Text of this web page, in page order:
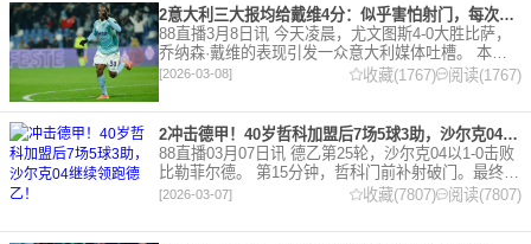
2意大利三大报均给戴维4分：似乎害怕射门，每次触球球迷都叹息
88直播3月8日讯 今天凌晨，尤文图斯4-0大胜比萨，
乔纳森·戴维的表现引发一众意大利媒体吐槽。 本场
比赛，戴维半场就被换下，赛后，《米兰体育报》、
《罗马体育报》和《都灵体育报》三大报都给戴维打
出4分
[2026-03-08] 收藏(1767) 阅读(1767)
2冲击德甲！40岁哲科加盟后7场5球3助，沙尔克04继续领跑德乙！
88直播03月07日讯 德乙第25轮，沙尔克04以1-0击败
比勒菲尔德。 第15分钟，哲科门前补射破门。最终凭
借哲科的进球沙尔克04成功拿到3分，继续领跑德
[2026-03-07] 收藏(7807) 阅读(7807)